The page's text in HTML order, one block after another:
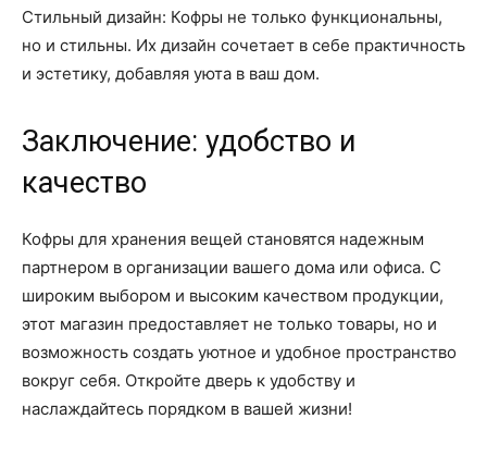
Стильный дизайн: Кофры не только функциональны,
но и стильны. Их дизайн сочетает в себе практичность
и эстетику, добавляя уюта в ваш дом.
Заключение: удобство и
качество
Кофры для хранения вещей становятся надежным
партнером в организации вашего дома или офиса. С
широким выбором и высоким качеством продукции,
этот магазин предоставляет не только товары, но и
возможность создать уютное и удобное пространство
вокруг себя. Откройте дверь к удобству и
наслаждайтесь порядком в вашей жизни!